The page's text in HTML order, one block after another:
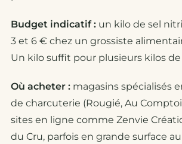
Budget indicatif : un kilo de sel
3 et 6 € chez un grossiste
Un kilo suffit pour plusieurs kilos
Où acheter : magasins spécialisés
de charcuterie (Rougié, Au
sites en ligne comme Zenvie
du Cru, parfois en grande surface